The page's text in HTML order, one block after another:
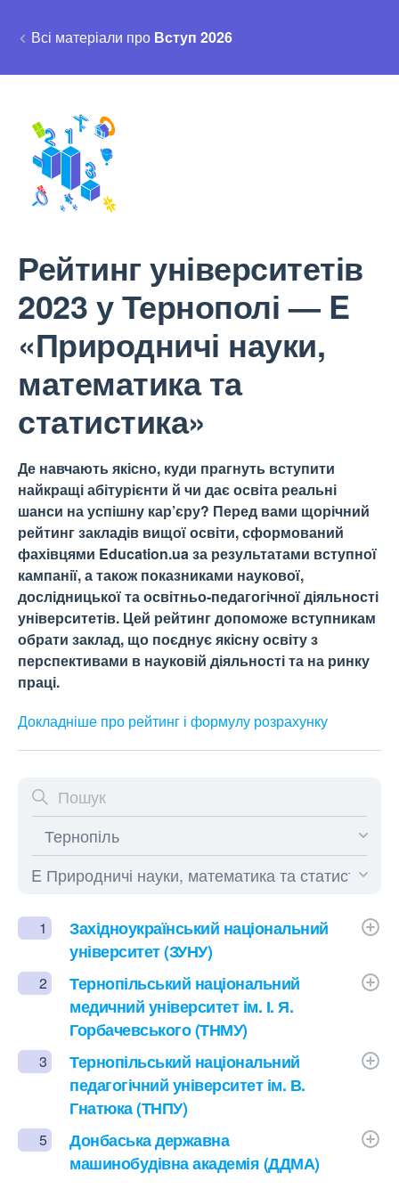
Всі матеріали про Вступ 2026
Рейтинг університетів
2023 у Тернополі — E
«Природничі науки,
математика та
статистика»
Де навчають якісно, куди прагнуть вступити
найкращі абітурієнти й чи дає освіта реальні
шанси на успішну кар’єру? Перед вами щорічний
рейтинг закладів вищої освіти, сформований
фахівцями Education.ua за результатами вступної
кампанії, а також показниками наукової,
дослідницької та освітньо-педагогічної діяльності
університетів. Цей рейтинг допоможе вступникам
обрати заклад, що поєднує якісну освіту з
перспективами в науковій діяльності та на ринку
праці.
Докладніше про рейтинг і формулу розрахунку
1
Західноукраїнський національний
університет (ЗУНУ)
2
Тернопільський національний
медичний університет ім. І. Я.
Горбачевського (ТНМУ)
3
Тернопільський національний
педагогічний університет ім. В.
Гнатюка (ТНПУ)
5
Донбаська державна
машинобудівна академія (ДДМА)